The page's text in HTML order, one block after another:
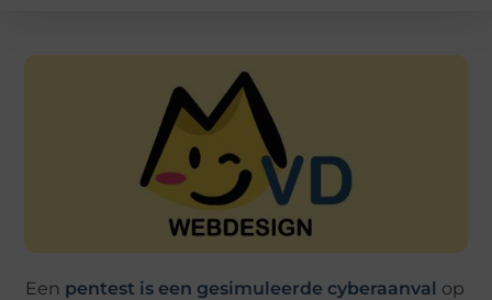
Een pentest is een gesimuleerde cyberaanval op